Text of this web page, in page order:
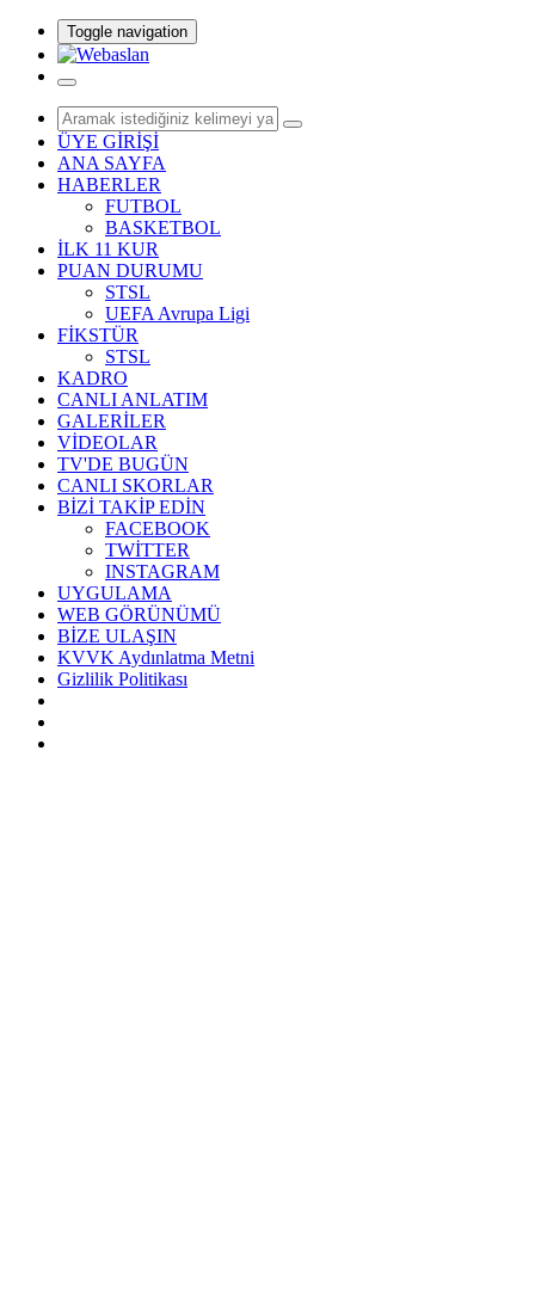
Toggle navigation
ÜYE GİRİŞİ
ANA SAYFA
HABERLER
FUTBOL
BASKETBOL
İLK 11 KUR
PUAN DURUMU
STSL
UEFA Avrupa Ligi
FİKSTÜR
STSL
KADRO
CANLI ANLATIM
GALERİLER
VİDEOLAR
TV'DE BUGÜN
CANLI SKORLAR
BİZİ TAKİP EDİN
FACEBOOK
TWİTTER
INSTAGRAM
UYGULAMA
WEB GÖRÜNÜMÜ
BİZE ULAŞIN
KVVK Aydınlatma Metni
Gizlilik Politikası